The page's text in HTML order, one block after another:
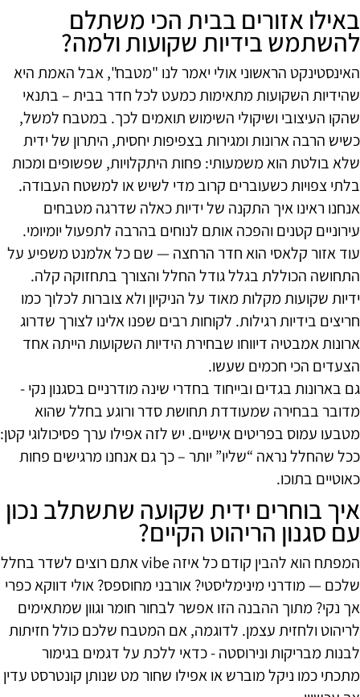
באילו אזורים בבית הכי משתלם
להשתמש בידיות שקועות ולמה?
האינסטינקט הראשוני אולי יאמר לנו "מטבח", אבל האמת היא
שהידיות השקועות מתאימות כמעט לכל חדר בבית – בתנאי
שהקו העיצובי ושיקולי השימוש תואמים לכך. במטבח למשל,
כשיש הרבה ארונות ומגירות בצפיפות יחסית, היתרון של ידית
שלא בולטת הוא משמעותי: פחות היתקלויות, שפשופים ומכות
בלתי צפויות כשעוברים קרוב מדי לשיש או למשטח העבודה.
אנחנו ראינו איך התקנה של ידיות כאלה שדרגה מטבחים
עירוניים קטנים והפכה אותם לנוחים בהרבה לתפעול יומיומי.
עוד אזור קלאסי הוא חדר הרחצה — שם כל אלמנט משפיע על
התחושה הכוללת בגלל גודל החלל והצורך בתחזוקה קלה.
ידיות שקועות מקלות מאוד על הניקיון ולא צוברות לכלוך כמו
חריצים בידיות רגילות. לקוחות רבים שפנו אלינו לצורך שדרוג
ארונות אמבטיה דיווחו שבחירת הידיות השקועות הייתה אחד
הצעדים הכי חכמים שעשו.
גם בארונות בגדים ובייחוד בחדרי שינה מודרניים בסגנון נקי -
מדובר בבחירה שמעודדת תחושת סדר ורוגע בחלל שהוא
מטבעו עמוס בפריטים אישיים. יש לזה אפילו ערך פסיכולוגי קטן:
ככל שהחלל נראה “שליו” יותר – כך גם אנחנו מרגישים פחות
כאוטיים בתוכו.
איך בוחרים ידית שקועה שתשתלב נכון
עם סגנון הריהוט הקיים?
המפתח הוא להבין קודם כל איזה vibe אתם רוצים לשדר בחלל
שלכם — מודרני מינימליסטי? אורבני מחוספס? אולי דווקא כפרי
אך נקי? מתוך ההבנה הזו אפשר לבחור חומר וגוון שמתאימים
לריהוט ולחזית עצמן. לדוגמה, אם המטבח שלכם כולל חזיתות
לבנות מבריקות ונירוסטה - כדאי ללכת על דגמים בגימור
מתכתי כמו ניקל מוברש או אפילו שחור מט שנותן קונטרסט עדין